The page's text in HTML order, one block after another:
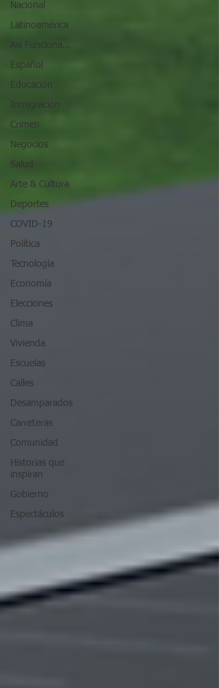
Nacional
Latinoamérica
Así Funciona...
Español
Educación
Inmigración
Crimen
Negocios
Salud
Arte & Cultura
Deportes
COVID-19
Política
Tecnología
Economía
Elecciones
Clima
Vivienda
Escuelas
Calles
Desamparados
Carreteras
Comunidad
Historias que
inspiran
Gobierno
Espectáculos